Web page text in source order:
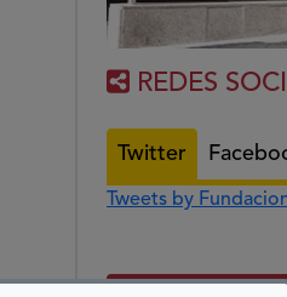
REDES
Twitter
Tweets by